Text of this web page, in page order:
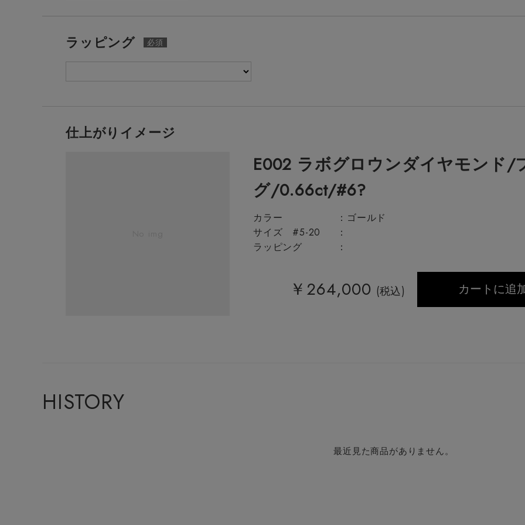
ラッピング
仕上がりイメージ
E002 ラボグロウンダイヤモンド/
グ/0.66ct/#6?
カラー
ゴールド
サイズ #5-20
ラッピング
￥264,000 (税込) カートに追
HISTORY
最近見た商品がありません。